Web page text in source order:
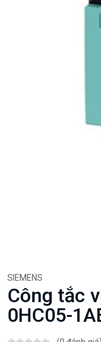
SIEMENS
Công tắc
0HC05-